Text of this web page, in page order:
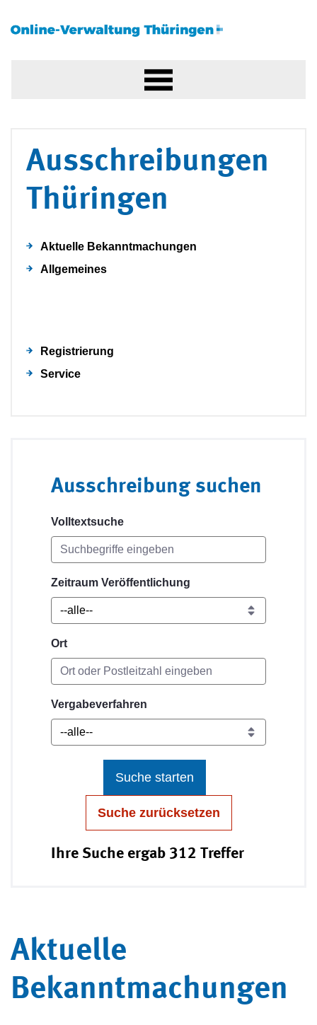
Ausschreibungen
Thüringen
Aktuelle Bekanntmachungen
Allgemeines
Registrierung
Service
Ausschreibung suchen
Volltextsuche
Zeitraum Veröffentlichung
Ort
Vergabeverfahren
Suche starten
Suche zurücksetzen
Ihre Suche ergab 312 Treffer
Aktuelle
Bekanntmachungen